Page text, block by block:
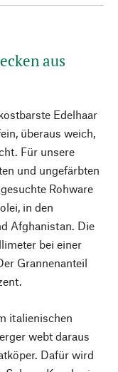
aus
Edelhaar
überaus weich,
Für unsere
und ungefärbten
Rohware
in den
Afghanistan. Die
bei einer
Grannenanteil
italienischen
webt daraus
Dafür wird